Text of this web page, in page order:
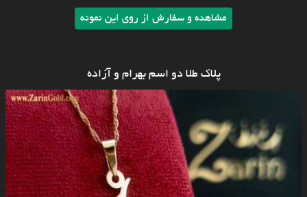
مشاهده و سفارش از روی این نمونه
پلاک طلا دو اسم بهرام و آزاده